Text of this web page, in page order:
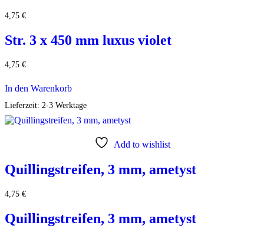
4,75 €
Str. 3 x 450 mm luxus violet
4,75 €
In den Warenkorb
Lieferzeit: 2-3 Werktage
Add to wishlist
Quillingstreifen, 3 mm, ametyst
4,75 €
Quillingstreifen, 3 mm, ametyst